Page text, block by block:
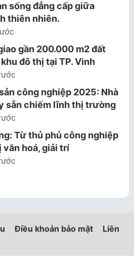
sống đẳng cấp giữa
thiên nhiên.
gần 200.000 m2 đất
đô thị tại TP. Vinh
công nghiệp 2025: Nhà
sẵn chiếm lĩnh thị trường
Từ thủ phủ công nghiệp
văn hoá, giải trí
Điều khoản bảo mật
Liên